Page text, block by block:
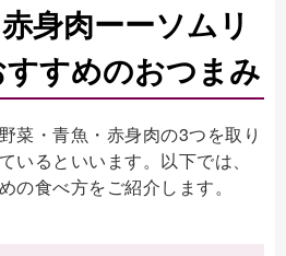
身肉ーーソムリ
すめのおつまみ
菜・青魚・赤身肉の3つを取り
いるといいます。以下では、
の食べ方をご紹介します。